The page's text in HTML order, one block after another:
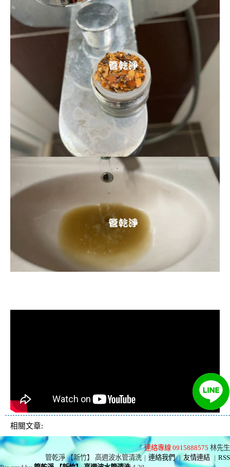
相關文章:
連絡專線 0915888575 林先生
管乾淨 【新竹】 高週波水管清洗 | 連絡我們 | 友情連結 | RSS